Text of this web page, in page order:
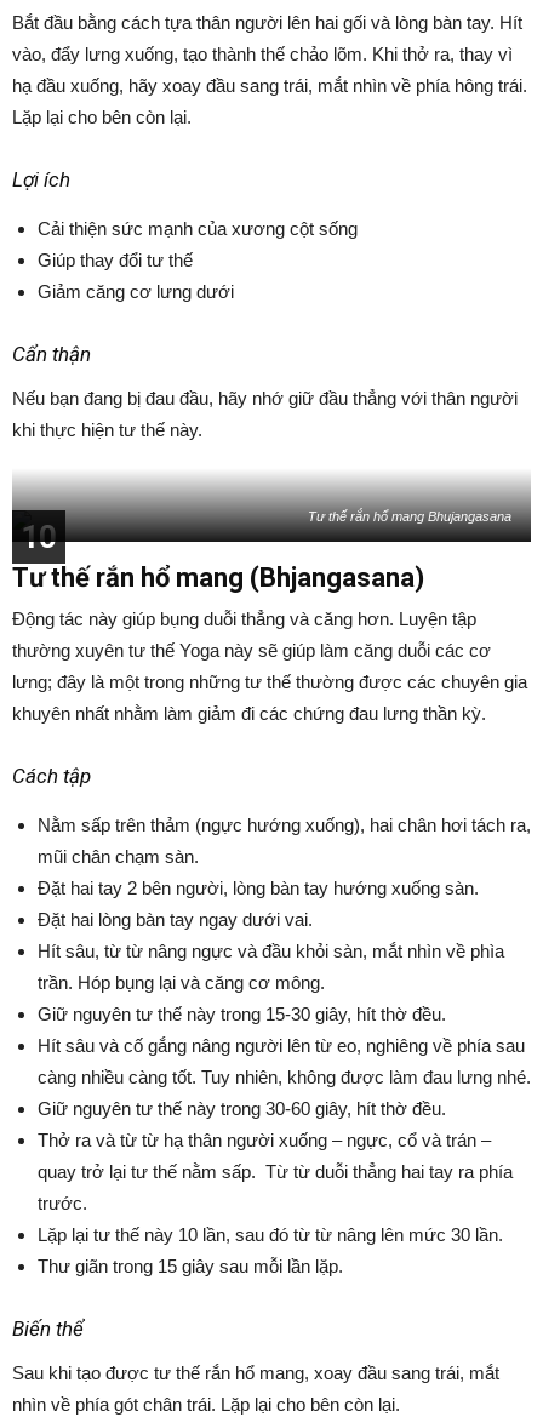
Bắt đầu bằng cách tựa thân người lên hai gối và lòng bàn tay. Hít
vào, đẩy lưng xuống, tạo thành thế chảo lõm. Khi thở ra, thay vì
hạ đầu xuống, hãy xoay đầu sang trái, mắt nhìn về phía hông trái.
Lặp lại cho bên còn lại.
Lợi ích
Cải thiện sức mạnh của xương cột sống
Giúp thay đổi tư thế
Giảm căng cơ lưng dưới
Cẩn thận
Nếu bạn đang bị đau đầu, hãy nhớ giữ đầu thẳng với thân người
khi thực hiện tư thế này.
10
Tư thế rắn hổ mang Bhujangasana
Tư thế rắn hổ mang (Bhjangasana)
Động tác này giúp bụng duỗi thẳng và căng hơn. Luyện tập
thường xuyên tư thế Yoga này sẽ giúp làm căng duỗi các cơ
lưng; đây là một trong những tư thế thường được các chuyên gia
khuyên nhất nhằm làm giảm đi các chứng đau lưng thần kỳ.
Cách tập
Nằm sấp trên thảm (ngực hướng xuống), hai chân hơi tách ra,
mũi chân chạm sàn.
Đặt hai tay 2 bên người, lòng bàn tay hướng xuống sàn.
Đặt hai lòng bàn tay ngay dưới vai.
Hít sâu, từ từ nâng ngực và đầu khỏi sàn, mắt nhìn về phìa
trần. Hóp bụng lại và căng cơ mông.
Giữ nguyên tư thế này trong 15-30 giây, hít thờ đều.
Hít sâu và cố gắng nâng người lên từ eo, nghiêng về phía sau
càng nhiều càng tốt. Tuy nhiên, không được làm đau lưng nhé.
Giữ nguyên tư thế này trong 30-60 giây, hít thờ đều.
Thở ra và từ từ hạ thân người xuống – ngực, cổ và trán –
quay trở lại tư thế nằm sấp. Từ từ duỗi thẳng hai tay ra phía
trước.
Lặp lại tư thế này 10 lần, sau đó từ từ nâng lên mức 30 lần.
Thư giãn trong 15 giây sau mỗi lần lặp.
Biến thể
Sau khi tạo được tư thế rắn hổ mang, xoay đầu sang trái, mắt
nhìn về phía gót chân trái. Lặp lại cho bên còn lại.